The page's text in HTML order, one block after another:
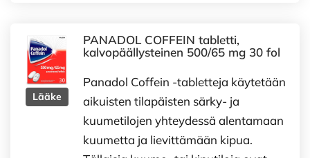
Lääke
PANADOL COFFEIN tabletti,
kalvopäällysteinen 500/65 mg 30 fol
Panadol Coffein -tabletteja käytetään
aikuisten tilapäisten särky- ja
kuumetilojen yhteydessä alentamaan
kuumetta ja lievittämään kipua.